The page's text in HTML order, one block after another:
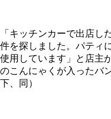
「キッチンカーで出店し
件を探しました。パティ
使用しています」と店主
のこんにゃくが入ったバ
下、同）